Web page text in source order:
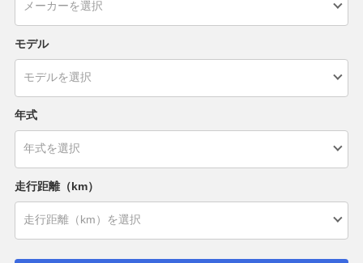
モデル
年式
走行距離（km）